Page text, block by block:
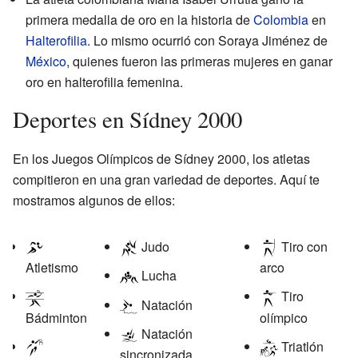
primera medalla de oro en la historia deColombiaen
Halterofilia. Lo mismo ocurrió con Soraya Jiménez de
México, quienes fueron las primeras mujeres en ganar
oro en halterofilia femenina.
Deportes en Sídney 2000
En los Juegos Olímpicos de Sídney 2000, los atletas
compitieron en una gran variedad de deportes. Aquí te
mostramos algunos de ellos:
Atletismo
Bádminton
Judo
Lucha
Natación
Natación
Tiro con
arco
Tiro
olímpico
Triatlón